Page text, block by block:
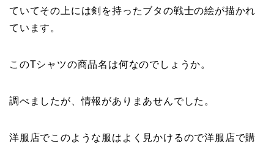
ていてその上には剣を持ったブタの戦士の絵が描かれ
ています。
このTシャツの商品名は何なのでしょうか。
調べましたが、情報がありまあせんでした。
洋服店でこのような服はよく見かけるので洋服店で購